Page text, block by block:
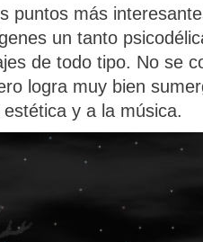
puntos más
un tanto
de todo tipo. No se
logra muy bien
y a la música.